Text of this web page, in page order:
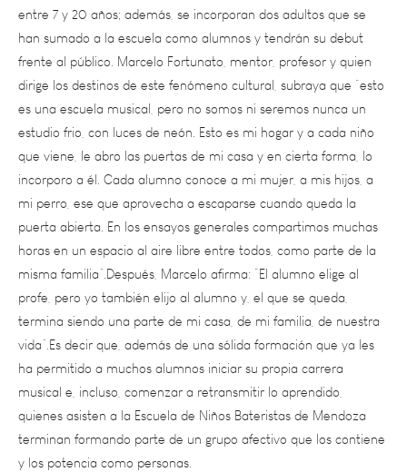
frente al público. Marcelo Fortunato, mentor, profesor y quien
dirige los destinos de este fenómeno cultural, subraya que “esto
es una escuela musical, pero no somos ni seremos nunca un
estudio frio, con luces de neón. Esto es mi hogar y a cada niño
que viene, le abro las puertas de mi casa y en cierta forma, lo
incorporo a él. Cada alumno conoce a mi mujer, a mis hijos, a
mi perro, ese que aprovecha a escaparse cuando queda la
puerta abierta. En los ensayos generales compartimos muchas
horas en un espacio al aire libre entre todos, como parte de la
misma familia”.Después, Marcelo afirma: “El alumno elige al
profe, pero yo también elijo al alumno y, el que se queda,
termina siendo una parte de mi casa, de mi familia, de nuestra
vida”.Es decir que, además de una sólida formación que ya les
ha permitido a muchos alumnos iniciar su propia carrera
musical e, incluso, comenzar a retransmitir lo aprendido,
quienes asisten a la Escuela de Niños Bateristas de Mendoza
terminan formando parte de un grupo afectivo que los contiene
y los potencia como personas.